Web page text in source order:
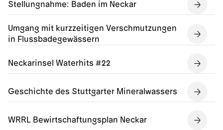
Stellungnahme: Baden im Neckar
Umgang mit kurzzeitigen Verschmutzungen
in Flussbadegewässern
Neckarinsel Waterhits #22
Geschichte des Stuttgarter Mineralwassers
WRRL Bewirtschaftungsplan Neckar